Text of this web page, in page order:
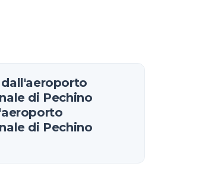
di Pechino
di Pechino